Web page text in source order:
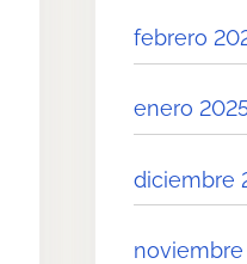
febrero
enero
diciembre